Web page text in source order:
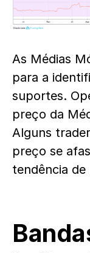
As Médias
para a
suportes.
preço da
Alguns
preço se
tendência